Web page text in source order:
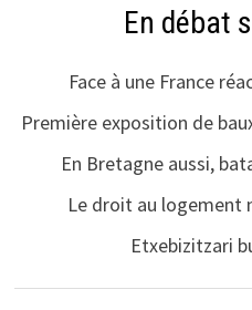
En débat
Face à une France
Première exposition de
En Bretagne aussi,
Le droit au logement
Etxebizitzari